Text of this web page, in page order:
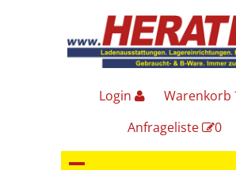
Login
Warenkorb
Anfrageliste
0